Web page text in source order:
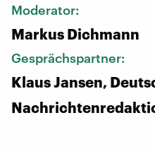
Moderator:
Markus Dichmann
Gesprächspartner:
Klaus Jansen,